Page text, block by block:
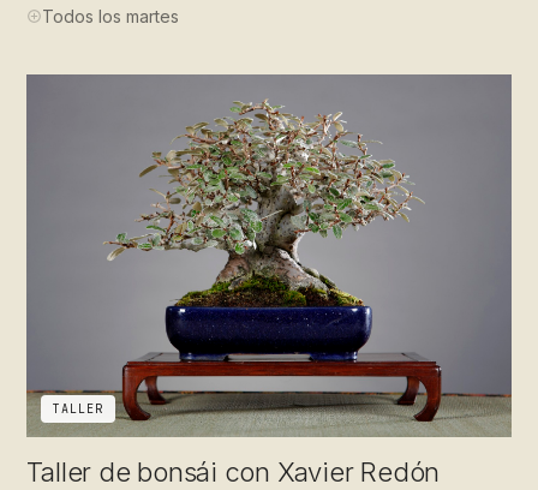
Todos los martes
TALLER
Taller de bonsái con Xavier Redón